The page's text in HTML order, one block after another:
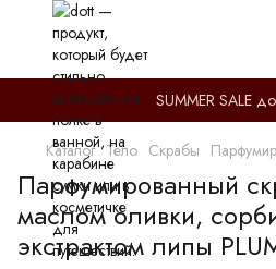
SUMMER SALE
Каталог Тело Скрабы
Парфумированный
маслом оливки,
экстрактом липы